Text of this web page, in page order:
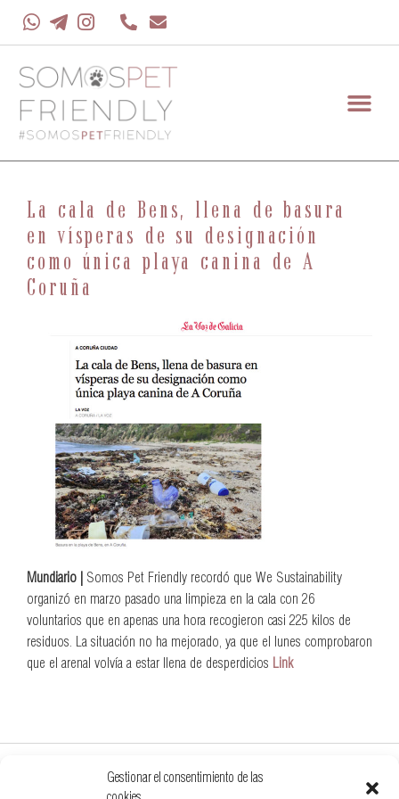
Gestionar el consentimiento de las
La cala de Bens, llena de basura
en vísperas de su designación
como única playa canina de A
Coruña
Mundiario | Somos Pet Friendly recordó que We Sustainability
organizó en marzo pasado una limpieza en la cala con 26
voluntarios que en apenas una hora recogieron casi 225 kilos de
residuos. La situación no ha mejorado, ya que el lunes comprobaron
que el arenal volvía a estar llena de desperdicios Link